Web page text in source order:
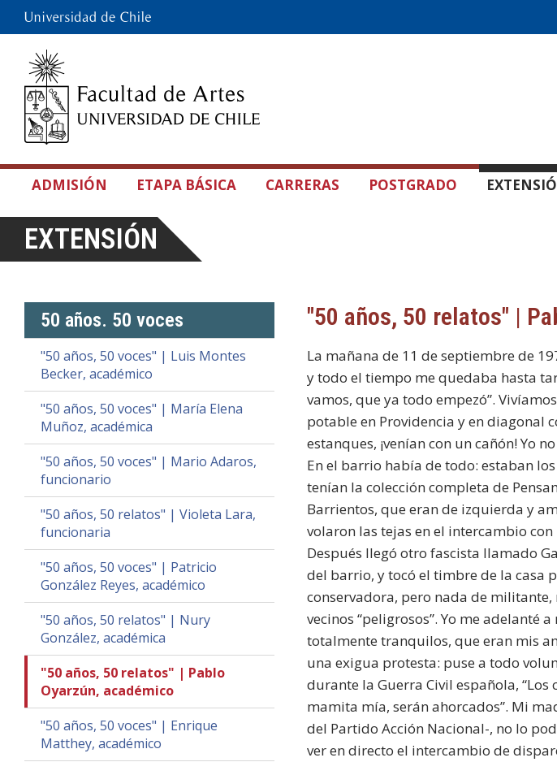
ADMISIÓN ETAPA BÁSICA CARRERAS POSTGRADO
EXTENSIÓN
50 años. 50 voces
"50 años, 50 voces" | Luis Montes
Becker, académico
"50 años, 50 voces" | María Elena
Muñoz, académica
"50 años, 50 voces" | Mario Adaros,
funcionario
"50 años, 50 relatos" | Violeta Lara,
funcionaria
"50 años, 50 voces" | Patricio
González Reyes, académico
"50 años, 50 relatos" | Nury
González, académica
"50 años, 50 relatos" | Pablo
Oyarzún, académico
"50 años, 50 voces" | Enrique
Matthey, académico
"50 años, 50 relatos" |
La mañana de 11 de septiembre de
y todo el tiempo me quedaba hasta
vamos, que ya todo empezó”.
potable en Providencia y en diagonal
estanques, ¡venían con un cañón! Yo
En el barrio había de todo: estaban
tenían la colección completa de
Barrientos, que eran de izquierda y
volaron las tejas en el intercambio
Después llegó otro fascista llamado
del barrio, y tocó el timbre de la casa
conservadora, pero nada de
vecinos “peligrosos”. Yo me adelanté
totalmente tranquilos, que eran mis
una exigua protesta: puse a todo
durante la Guerra Civil española,
mamita mía, serán ahorcados”. Mi
del Partido Acción Nacional-, no lo
ver en directo el intercambio de